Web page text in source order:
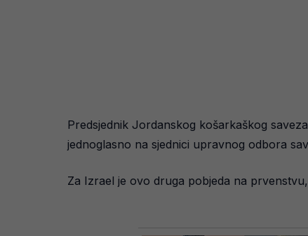
Predsjednik Jordanskog košarkaškog
jednoglasno na sjednici upravnog odbora
Za Izrael je ovo druga pobjeda na